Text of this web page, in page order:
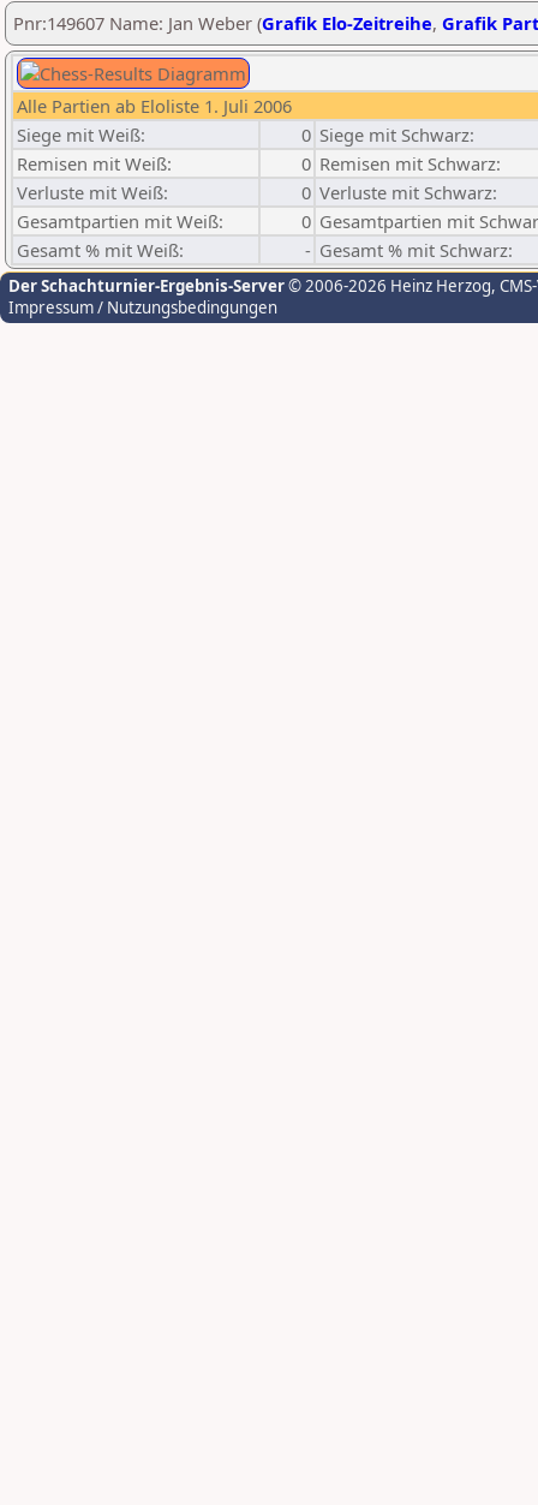
Pnr:149607 Name: Jan Weber (Grafik Elo-Zeitreihe, Grafik
Alle Partien ab Eloliste 1. Juli 2006
Siege mit Weiß:
0 Siege mit Schwarz:
Remisen mit Weiß:
0 Remisen mit Schwarz:
Verluste mit Weiß:
0 Verluste mit Schwarz:
Gesamtpartien mit Weiß:
0 Gesamtpartien mit
Gesamt % mit Weiß:
- Gesamt % mit Schwarz:
Der Schachturnier-Ergebnis-Server© 2006-2026 Heinz Herzog,
Impressum / Nutzungsbedingungen